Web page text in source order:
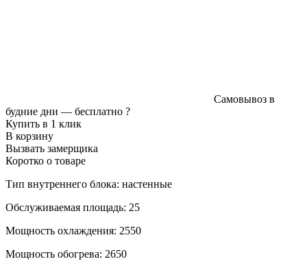
Самовывоз в
будние дни — бесплатно ?
Купить в 1 клик
В корзину
Вызвать замерщика
Коротко о товаре
Тип внутреннего блока: настенные
Обслуживаемая площадь: 25
Мощность охлаждения: 2550
Мощность обогрева: 2650